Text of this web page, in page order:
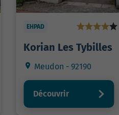
EHPAD
Korian Les Tybilles
Meudon - 92190
Découvrir